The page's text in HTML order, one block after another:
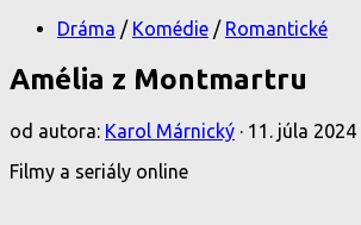
Dráma / Komédie / Romantické
Amélia z Montmartru
od autora: Karol Márnický · 11. júla 2024
Filmy a seriály online